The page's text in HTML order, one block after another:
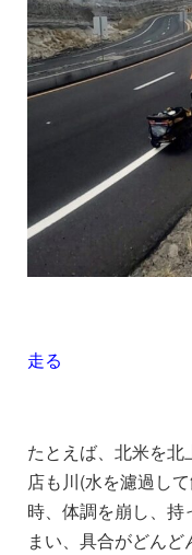
走る
たとえば、北米を
店も川(水を濾過し
時、体調を崩し、
まい、具合がどん